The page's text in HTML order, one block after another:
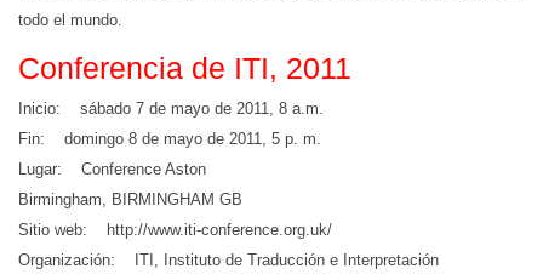
todo el mundo.
Conferencia de ITI, 2011
Inicio: sábado 7 de mayo de 2011, 8 a.m.
Fin: domingo 8 de mayo de 2011, 5 p. m.
Lugar: Conference Aston
Birmingham, BIRMINGHAM GB
Sitio web: http://www.iti-conference.org.uk/
Organización: ITI, Instituto de Traducción e Interpretación